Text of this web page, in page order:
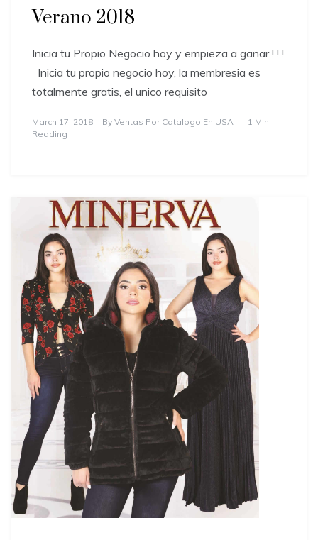
Verano 2018
Inicia tu Propio Negocio hoy y empieza a ganar ! ! !
Inicia tu propio negocio hoy, la membresia es
totalmente gratis, el unico requisito
March 17, 2018 By Ventas Por Catalogo En USA
1 Min
Reading